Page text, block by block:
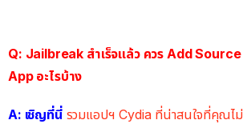
Q: Jailbreak สำเร็จแล้ว ควร Add Source
App อะไรบ้าง
A: เชิญที่นี่ รวมแอปฯ Cydia ที่น่าสนใจที่คุณไ